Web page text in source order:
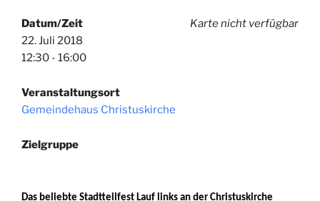
Karte nicht verfügbar
Datum/Zeit
22. Juli 2018
12:30 - 16:00
Veranstaltungsort
Gemeindehaus Christuskirche
Zielgruppe
Das beliebte Stadtteilfest Lauf links an der Christuskirche